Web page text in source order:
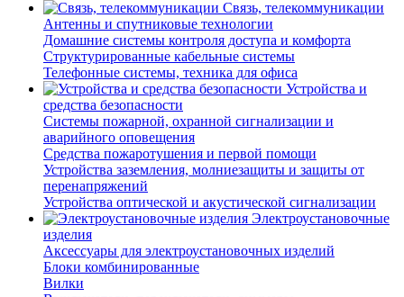
Связь, телекоммуникации
Антенны и спутниковые технологии
Домашние системы контроля доступа и комфорта
Структурированные кабельные системы
Телефонные системы, техника для офиса
Устройства и
средства безопасности
Системы пожарной, охранной сигнализации и
аварийного оповещения
Средства пожаротушения и первой помощи
Устройства заземления, молниезащиты и защиты от
перенапряжений
Устройства оптической и акустической сигнализации
Электроустановочные
изделия
Аксессуары для электроустановочных изделий
Блоки комбинированные
Вилки